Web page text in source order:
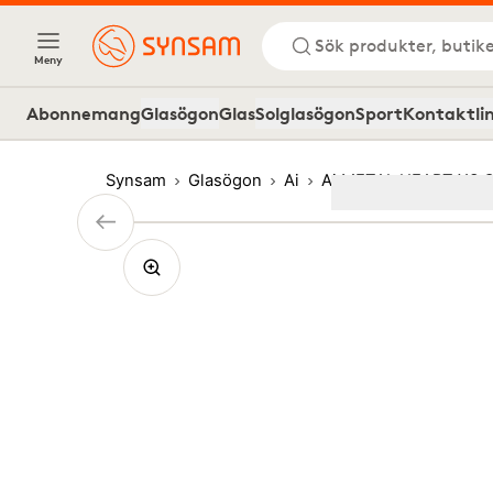
Meny
Sök produkter,
AbonnemangGlasögonGlasSolglasögonSport
Synsam Glasögon Ai Ai METAL HEART XS